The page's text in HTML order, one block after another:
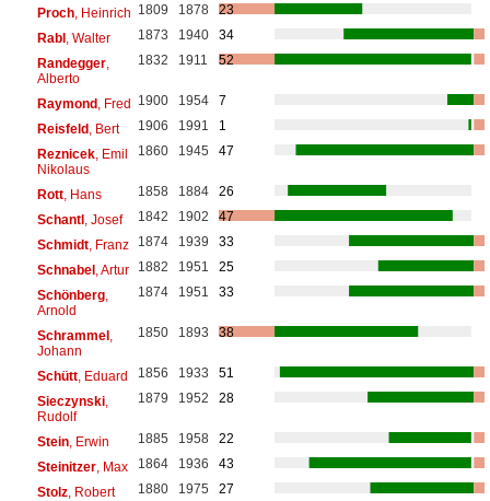
Proch, Heinrich 1809 1878
23
Rabl, Walter 1873 1940
34
Randegger,
Alberto
1832 1911 52
Raymond, Fred 1900 1954
7
Reisfeld, Bert 1906 1991
1
Reznicek, Emil
Nikolaus
1860 1945 47
Rott, Hans 1858 1884
26
Schantl, Josef 1842 1902
47
Schmidt, Franz 1874 1939
33
Schnabel, Artur 1882 1951
25
Schönberg,
Arnold
1874 1951 33
Schrammel,
Johann
1850 1893 38
Schütt, Eduard 1856 1933
51
Sieczynski,
Rudolf
1879 1952 28
Stein, Erwin 1885 1958
22
Steinitzer, Max 1864 1936
43
Stolz, Robert 1880 1975
27